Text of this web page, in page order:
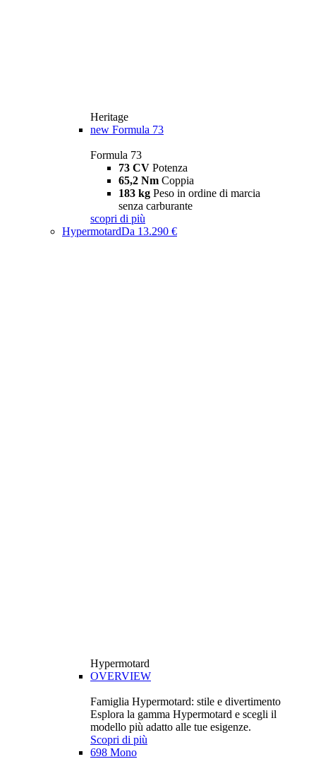
Heritage
new Formula 73
Formula 73
73 CV Potenza
65,2 Nm Coppia
183 kg Peso in ordine di marcia
senza carburante
scopri di più
HypermotardDa 13.290 €
Hypermotard
OVERVIEW
Famiglia Hypermotard: stile e divertimento
Esplora la gamma Hypermotard e scegli il
modello più adatto alle tue esigenze.
Scopri di più
698 Mono